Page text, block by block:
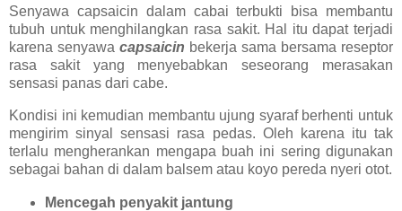
Senyawa capsaicin dalam cabai terbukti bisa membantu
tubuh untuk menghilangkan rasa sakit. Hal itu dapat terjadi
karena senyawa capsaicin bekerja sama bersama reseptor
rasa sakit yang menyebabkan seseorang merasakan
sensasi panas dari cabe.
Kondisi ini kemudian membantu ujung syaraf berhenti untuk
mengirim sinyal sensasi rasa pedas. Oleh karena itu tak
terlalu mengherankan mengapa buah ini sering digunakan
sebagai bahan di dalam balsem atau koyo pereda nyeri otot.
Mencegah penyakit jantung